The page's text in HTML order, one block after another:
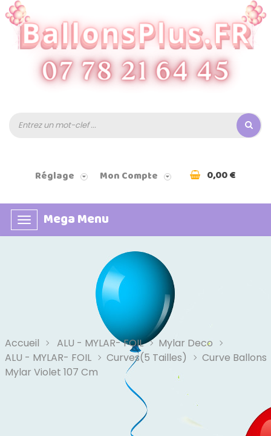
Réglage Mon Compte 0,00 €
Basculer
la
Mega Menu
Accueil ALU - MYLAR- FOIL
Mylar Deco
ALU - MYLAR- FOIL
Curves(5 Tailles)
Curve Ballons
Mylar Violet 107 Cm